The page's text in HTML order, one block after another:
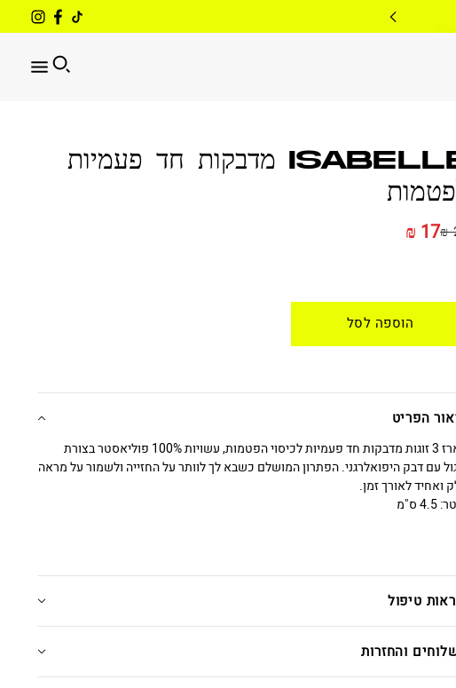
ISABELLE מדבקות חד פעמיות
17 ₪
הוספה לסל
הפריט
מארז 3 זוגות מדבקות חד פעמיות לכיסוי הפטמות, עשויות 100% פוליאסטר בצורת
עם דבק היפואלרגני. הפתרון המושלם כשבא לך לוותר על החזייה ולשמור על מראה
ואחיד לאורך זמן.
ס"מ
טיפול
והחזרות